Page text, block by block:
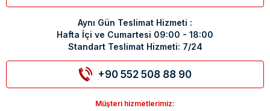
Aynı Gün Teslimat Hizmeti :
Hafta İçi ve Cumartesi 09:00 - 18:00
Standart Teslimat Hizmeti: 7/24
+90 552 508 88 90
Müşteri hizmetlerimiz: